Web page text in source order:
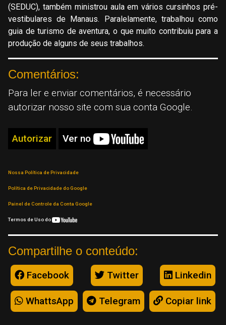
(SEDUC), também ministrou aula em vários cursinhos pré-
vestibulares de Manaus. Paralelamente, trabalhou como
guia de turismo de aventura, o que muito contribuiu para a
produção de alguns de seus trabalhos.
Comentários:
Para ler e enviar comentários, é necessário
autorizar nosso site com sua conta Google.
Autorizar Ver no
Nossa Política de Privacidade
Política de Privacidade do Google
Painel de Controle da Conta Google
Termos de Uso do
Compartilhe o conteúdo:
Facebook Twitter Linkedin
WhattsApp Telegram Copiar link